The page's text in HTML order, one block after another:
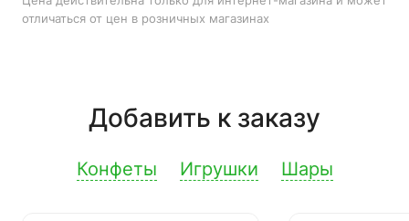
отличаться от цен в розничных магазинах
Добавить к заказу
Конфеты Игрушки Шары